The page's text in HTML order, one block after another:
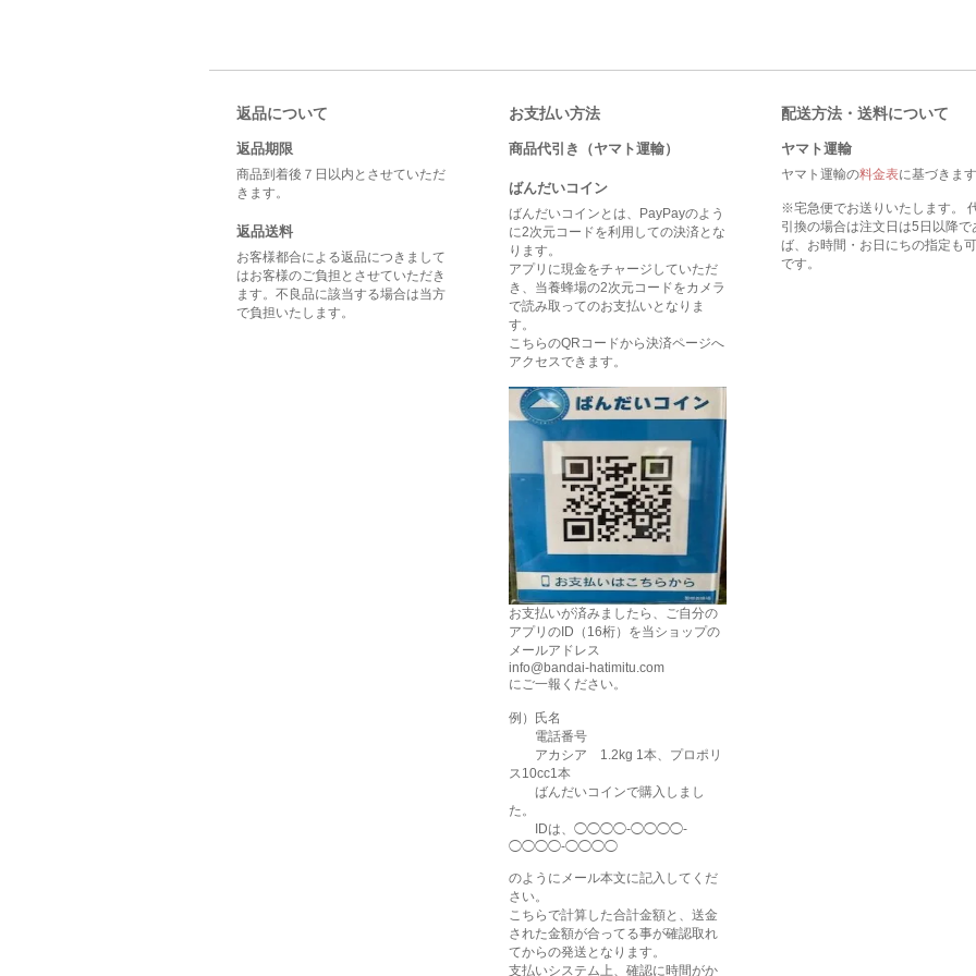
返品について
返品期限
商品到着後７日以内とさせていただ
きます。
返品送料
お客様都合による返品につきまして
はお客様のご負担とさせていただき
ます。不良品に該当する場合は当方
で負担いたします。
お支払い方法
商品代引き（ヤマト運輸）
ばんだいコイン
ばんだいコインとは、PayPayのよう
に2次元コードを利用しての決済とな
ります。
アプリに現金をチャージしていただ
き、当養蜂場の2次元コードをカメラ
で読み取ってのお支払いとなりま
す。
こちらのQRコードから決済ページへ
アクセスできます。
お支払いが済みましたら、ご自分の
アプリのID（16桁）を当ショップの
メールアドレス
info@bandai-hatimitu.com
にご一報ください。
例）氏名
電話番号
アカシア 1.2kg 1本、プロポリ
ス10cc1本
ばんだいコインで購入しまし
た。
IDは、◯◯◯◯-◯◯◯◯-
◯◯◯◯-◯◯◯◯
のようにメール本文に記入してくだ
さい。
こちらで計算した合計金額と、送金
された金額が合ってる事が確認取れ
てからの発送となります。
支払いシステム上、確認に時間がか
配送方法・送料について
ヤマト運輸
ヤマト運輸の料金表に基づきます
※宅急便でお送りいたします。
引換の場合は注文日は5日以降で
ば、お時間・お日にちの指定も
です。